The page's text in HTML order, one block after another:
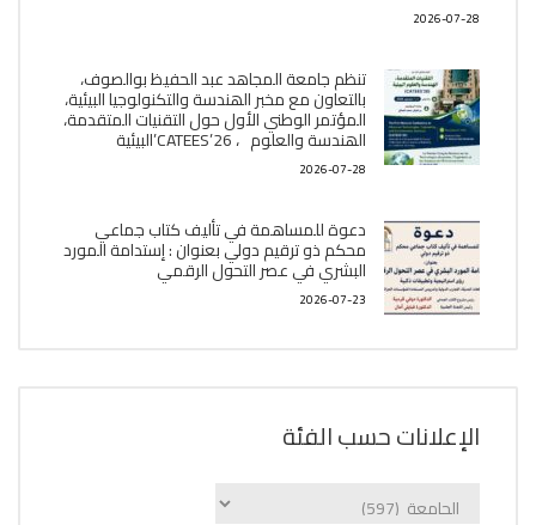
2026-07-28
تنظم جامعة المجاهد عبد الحفيظ بوالصوف،
بالتعاون مع مخبر الھندسة والتكنولوجيا البیئیة،
المؤتمر الوطني الأول حول التقنيات المتقدمة،
الھندسة والعلوم ، CATEES’26’البیئية
2026-07-28
دعوة للمساهمة في تأليف كتاب جماعي
محكم ذو ترقيم دولي بعنوان : إستدامة المورد
البشري في عصر التحول الرقمي
2026-07-23
الإعلانات حسب الفئة
الإعلانات